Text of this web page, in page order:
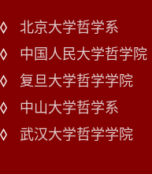
北京大学哲学系
中国人民大学哲学院
复旦大学哲学学院
中山大学哲学系
武汉大学哲学学院